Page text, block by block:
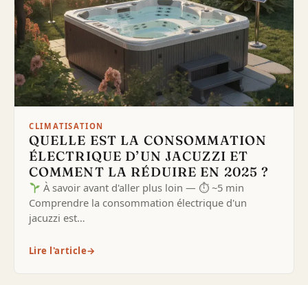
CLIMATISATION
QUELLE EST LA CONSOMMATION
ÉLECTRIQUE D’UN JACUZZI ET
COMMENT LA RÉDUIRE EN 2025 ?
À savoir avant d'aller plus loin — ⏱ ~5 min
Comprendre la consommation électrique d'un
jacuzzi est…
Lire l'article→